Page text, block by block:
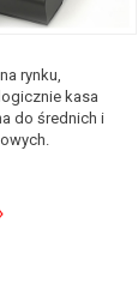
rynku,
kasa
do średnich i